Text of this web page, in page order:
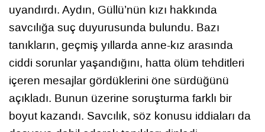
uyandırdı. Aydın, Güllü’nün kızı hakkında
savcılığa suç duyurusunda bulundu. Bazı
tanıkların, geçmiş yıllarda anne-kız arasında
ciddi sorunlar yaşandığını, hatta ölüm tehditleri
içeren mesajlar gördüklerini öne sürdüğünü
açıkladı. Bunun üzerine soruşturma farklı bir
boyut kazandı. Savcılık, söz konusu iddiaları da